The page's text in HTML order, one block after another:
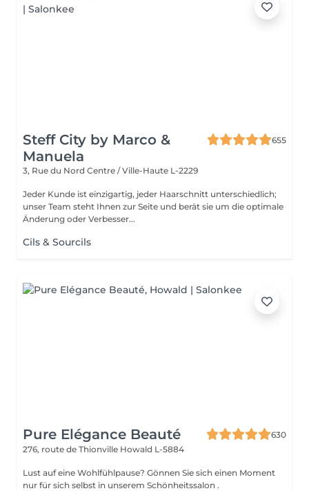
Steff City by Marco &
Manuela
655
3, Rue du Nord Centre / Ville-Haute L-2229
Jeder Kunde ist einzigartig, jeder Haarschnitt unterschiedlich;
unser Team steht Ihnen zur Seite und berät sie um die optimale
Änderung oder Verbesser...
Cils & Sourcils
Pure Elégance Beauté
630
276, route de Thionville Howald L-5884
Lust auf eine Wohlfühlpause? Gönnen Sie sich einen Moment
nur für sich selbst in unserem Schönheitssalon .